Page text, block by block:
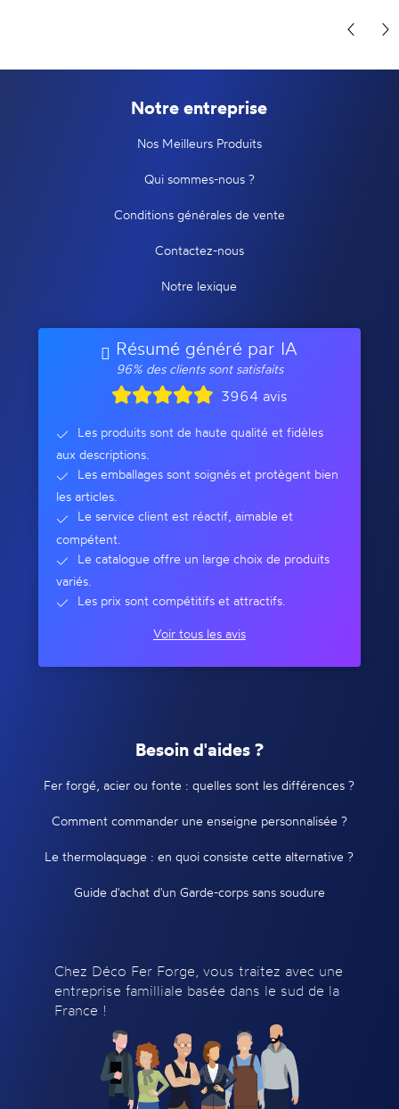
Notre entreprise
Nos Meilleurs Produits
Qui sommes-nous ?
Conditions générales de vente
Contactez-nous
Notre lexique
Résumé généré par IA
96% des clients sont satisfaits
3964 avis
Les produits sont de haute qualité et fidèles
aux descriptions.
Les emballages sont soignés et protègent bien
les articles.
Le service client est réactif, aimable et
compétent.
Le catalogue offre un large choix de produits
variés.
Les prix sont compétitifs et attractifs.
Voir tous les avis
Besoin d'aides ?
Fer forgé, acier ou fonte : quelles sont les différences ?
Comment commander une enseigne personnalisée ?
Le thermolaquage : en quoi consiste cette alternative ?
Guide d'achat d'un Garde-corps sans soudure
Chez Déco Fer Forge, vous traitez avec une
entreprise familliale basée dans le sud de la
France !